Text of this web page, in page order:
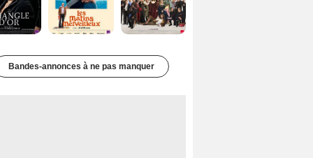
Bandes-annonces à ne pas manquer